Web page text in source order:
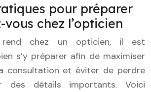
pour préparer
vous chez l’opticien
rend chez un opticien, il est
s’y préparer afin de maximiser
consultation et éviter de perdre
des détails importants. Voici